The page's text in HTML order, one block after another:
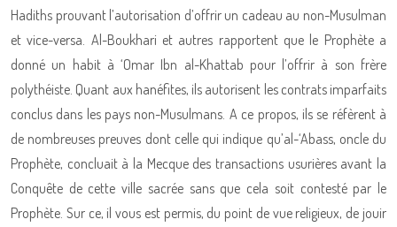
Hadiths prouvant l’autorisation d’offrir un cadeau au non-Musulman
et vice-versa. Al-Boukhari et autres rapportent que le Prophète a
donné un habit à ‘Omar Ibn al-Khattab pour l’offrir à son frère
polythéiste. Quant aux hanéfites, ils autorisent les contrats imparfaits
conclus dans les pays non-Musulmans. A ce propos, ils se réfèrent à
de nombreuses preuves dont celle qui indique qu’al-‘Abass, oncle du
Prophète, concluait à la Mecque des transactions usurières avant la
Conquête de cette ville sacrée sans que cela soit contesté par le
Prophète. Sur ce, il vous est permis, du point de vue religieux, de jouir